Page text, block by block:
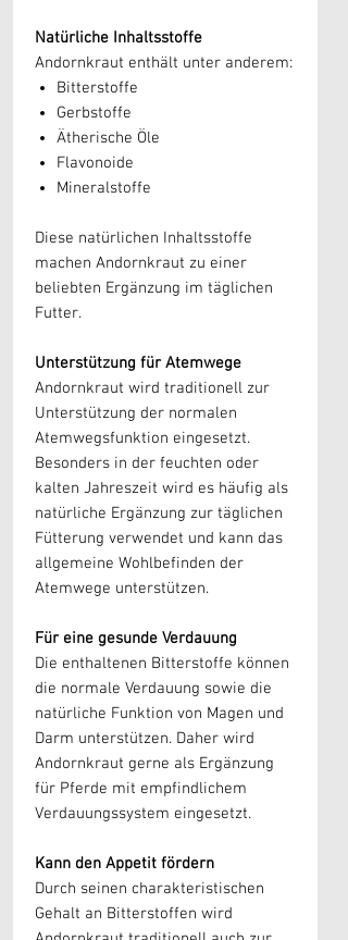
Natürliche Inhaltsstoffe
Andornkraut enthält unter anderem:
Bitterstoffe
Gerbstoffe
Ätherische Öle
Flavonoide
Mineralstoffe
Diese natürlichen Inhaltsstoffe
machen Andornkraut zu einer
beliebten Ergänzung im täglichen
Futter.
Unterstützung für Atemwege
Andornkraut wird traditionell zur
Unterstützung der normalen
Atemwegsfunktion eingesetzt.
Besonders in der feuchten oder
kalten Jahreszeit wird es häufig als
natürliche Ergänzung zur täglichen
Fütterung verwendet und kann das
allgemeine Wohlbefinden der
Atemwege unterstützen.
Für eine gesunde Verdauung
Die enthaltenen Bitterstoffe können
die normale Verdauung sowie die
natürliche Funktion von Magen und
Darm unterstützen. Daher wird
Andornkraut gerne als Ergänzung
für Pferde mit empfindlichem
Verdauungssystem eingesetzt.
Kann den Appetit fördern
Durch seinen charakteristischen
Gehalt an Bitterstoffen wird